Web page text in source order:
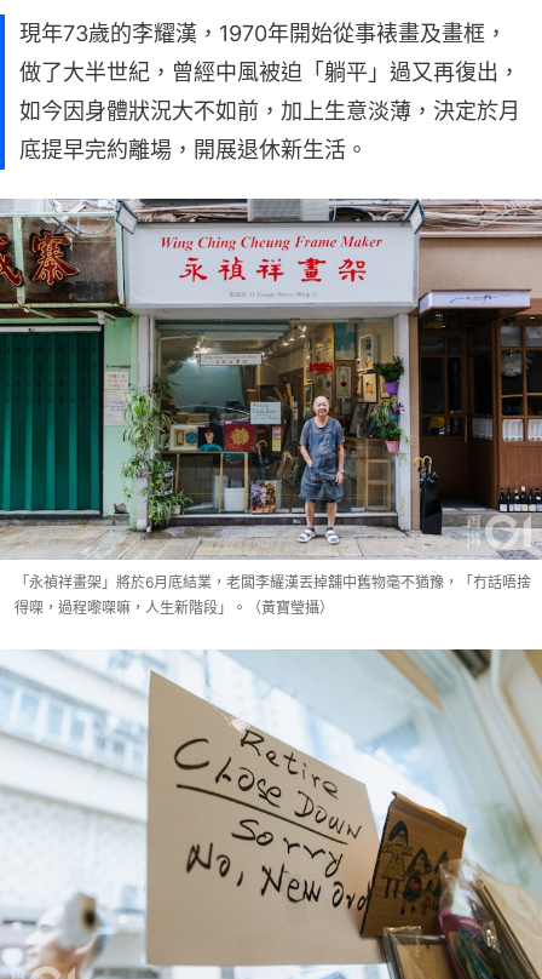
現年73歲的李耀漢，1970年開始從事裱畫及畫框，
做了大半世紀，曾經中風被迫「躺平」過又再復出，
如今因身體狀況大不如前，加上生意淡薄，決定於月
底提早完約離場，開展退休新生活。
「永禎祥畫架」將於6月底結業，老闆李耀漢丟掉舖中舊物毫不猶豫，「冇話唔捨
得㗎，過程嚟㗎嘛，人生新階段」。（黃寶瑩攝）